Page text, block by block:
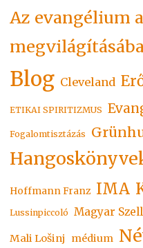
Az evangélium
Blog Cleveland
ETIKAI SPIRITIZMUS
Fogalomtisztázás
Hoffmann Franz IMA
Lussinpiccoló Magyar
Mali Lošinj médium